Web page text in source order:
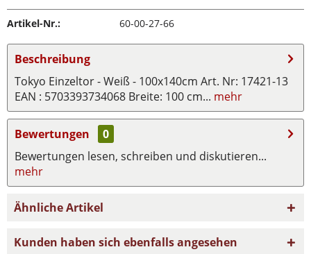
Artikel-Nr.: 60-00-27-66
Beschreibung
Tokyo Einzeltor - Weiß - 100x140cm Art. Nr: 17421-13
EAN : 5703393734068 Breite: 100 cm... mehr
Bewertungen
0
Bewertungen lesen, schreiben und diskutieren...
mehr
Ähnliche Artikel
Kunden haben sich ebenfalls angesehen